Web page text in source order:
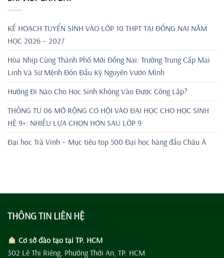
KẾ HOẠCH TUYỂN SINH VÀO LỚP 10 THPT TẠI ĐỒNG NAI NĂM
HỌC 2026 – 2027
Hòa Nhịp Cùng Thành Phố Mới Đồng Nai: Trường Trung Cấp Mai
Linh Và Sứ Mệnh Đón Đầu Kỷ Nguyên Vươn Mình
Hướng Đi Nào Cho Học Sinh Không Vào Được Công Lập?
THÔNG TƯ 06 MỞ RỘNG CƠ HỘI VÀO ĐẠI HỌC CHO HỌC SINH
HỆ 9+: NHIỀU LỰA CHỌN HƠN SAU LỚP 9
Đại học Trà Vinh – Mục tiêu top 500 Đại học hàng đầu Châu Á
THÔNG TIN LIÊN HỆ
Cơ sở đào tạo tại TP. HCM
302 Lê Thị Riêng, Phường Thới An, TP. HCM